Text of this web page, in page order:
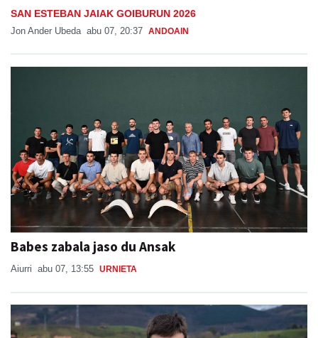
SAN ESTEBAN JAIAK GOIBURUN 2026
Jon Ander Ubeda abu 07, 20:37 ANDOAIN
Babes zabala jaso du Ansak
Aiurri abu 07, 13:55 URNIETA